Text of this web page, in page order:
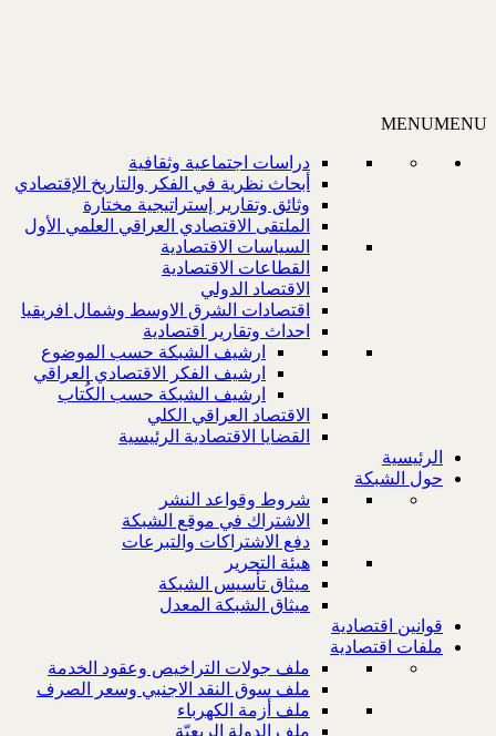
MENUMENU
دراسات اجتماعية وثقافية
أبحاث نظرية في الفكر والتاريخ الإقتصادي
وثائق وتقارير إستراتيجية مختارة
الملتقى الاقتصادي العراقي العلمي الأول
السياسات الاقتصادية
القطاعات الاقتصادية
الاقتصاد الدولي
اقتصادات الشرق الاوسط وشمال افريقيا
احداث وتقارير اقتصادية
ارشيف الشبكة حسب الموضوع
ارشيف الفكر الاقتصادي العراقي
ارشيف الشبكة حسب الكُتاب
الاقتصاد العراقي الكلي
القضايا الاقتصادية الرئيسية
الرئيسية
حول الشبكة
شروط وقواعد النشر
الاشتراك في موقع الشبكة
دفع الاشتراكات والتبرعات
هيئة التحرير
ميثاق تأسيس الشبكة
ميثاق الشبكة المعدل
قوانين اقتصادية
ملفات اقتصادية
ملف جولات التراخيص وعقود الخدمة
ملف سوق النقد الاجنبي وسعر الصرف
ملف أزمة الكهرباء
ملف الدولة الريعيّة